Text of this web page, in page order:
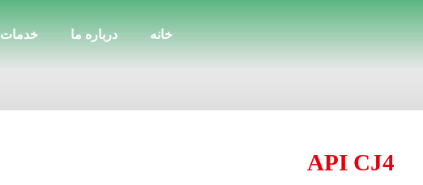
خانه درباره ما خدمات
API CJ4